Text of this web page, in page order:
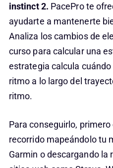
instinct 2. PacePro te
ayudarte a mantenerte
Analiza los cambios de
curso para calcular una
estrategia calcula
ritmo a lo largo del
ritmo.
Para conseguirlo,
recorrido mapeándolo tu
Garmin o descargando la